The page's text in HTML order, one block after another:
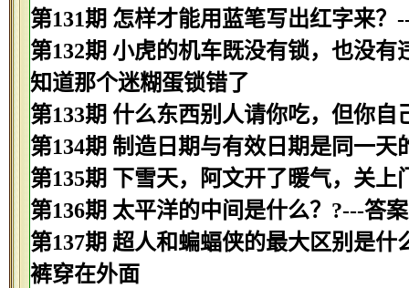
第131期 怎样才能用蓝笔写出红字来？
第132期 小虎的机车既没有锁，也没
知道那个迷糊蛋锁错了
第133期 什么东西别人请你吃，但你
第134期 制造日期与有效日期是同一
第135期 下雪天，阿文开了暖气，关
第136期 太平洋的中间是什么？?---答
第137期 超人和蝙蝠侠的最大区别是
裤穿在外面